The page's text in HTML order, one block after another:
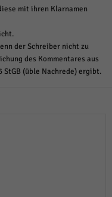
mit ihren Klarnamen
der Schreiber nicht zu
des Kommentares aus
StGB (üble Nachrede) ergibt.